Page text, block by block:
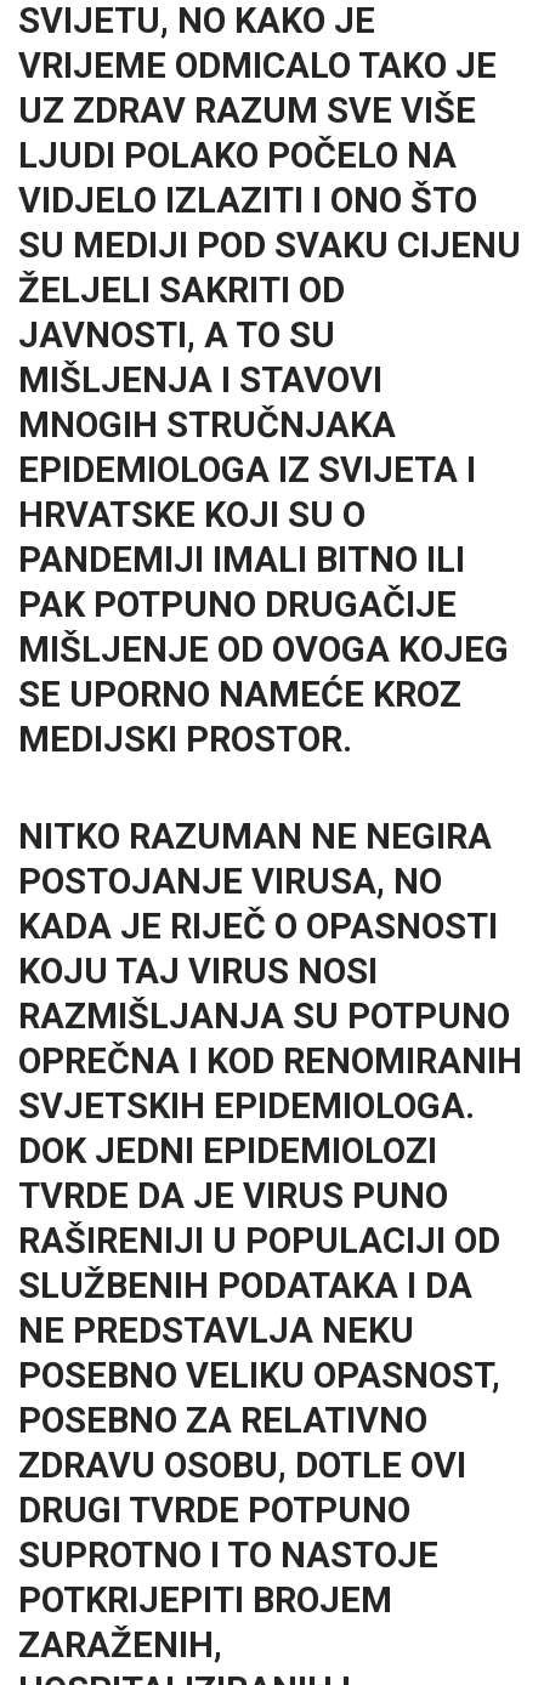
SVIJETU, NO KAKO JE
VRIJEME ODMICALO TAKO JE
UZ ZDRAV RAZUM SVE VIŠE
LJUDI POLAKO POČELO NA
VIDJELO IZLAZITI I ONO ŠTO
SU MEDIJI POD SVAKU CIJENU
ŽELJELI SAKRITI OD
JAVNOSTI, A TO SU
MIŠLJENJA I STAVOVI
MNOGIH STRUČNJAKA
EPIDEMIOLOGA IZ SVIJETA I
HRVATSKE KOJI SU O
PANDEMIJI IMALI BITNO ILI
PAK POTPUNO DRUGAČIJE
MIŠLJENJE OD OVOGA KOJEG
SE UPORNO NAMEĆE KROZ
MEDIJSKI PROSTOR.
NITKO RAZUMAN NE NEGIRA
POSTOJANJE VIRUSA, NO
KADA JE RIJEČ O OPASNOSTI
KOJU TAJ VIRUS NOSI
RAZMIŠLJANJA SU POTPUNO
OPREČNA I KOD RENOMIRANIH
SVJETSKIH EPIDEMIOLOGA.
DOK JEDNI EPIDEMIOLOZI
TVRDE DA JE VIRUS PUNO
RAŠIRENIJI U POPULACIJI OD
SLUŽBENIH PODATAKA I DA
NE PREDSTAVLJA NEKU
POSEBNO VELIKU OPASNOST,
POSEBNO ZA RELATIVNO
ZDRAVU OSOBU, DOTLE OVI
DRUGI TVRDE POTPUNO
SUPROTNO I TO NASTOJE
POTKRIJEPITI BROJEM
ZARAŽENIH,